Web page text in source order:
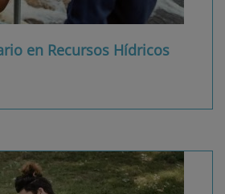
en Recursos Hídricos